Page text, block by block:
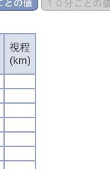
視程
(km)